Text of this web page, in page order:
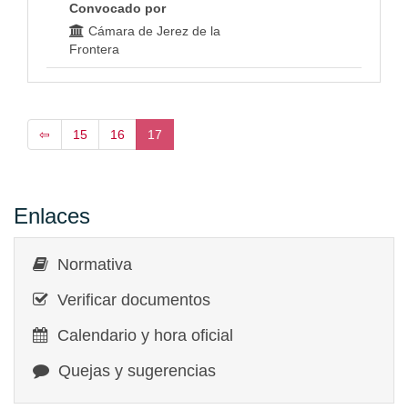
Convocado por
Cámara de Jerez de la
Frontera
⇦ 15 16 17
Enlaces
Normativa
Verificar documentos
Calendario y hora oficial
Quejas y sugerencias